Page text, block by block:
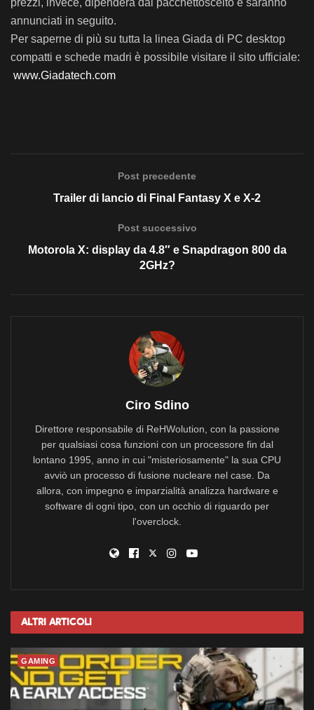
prezzi, invece, dipenderà dal pacchettoscelto e saranno
annunciati in seguito.
Per saperne di più su tutta la linea Giada di PC desktop
compatti e schede madri è possibile visitare il sito ufficiale:
www.Giadatech.com
Post precedente
Trailer di lancio di Final Fantasy X e X-2
Post successivo
Motorola X: display da 4.8″ e Snapdragon 800 da
2GHz?
Ciro Sdino
Direttore responsabile di ReHWolution, con la passione
per qualsiasi cosa funzioni con un processore fin dal
lontano 1995, anno in cui "misteriosamente" la sua CPU
avviò un processo di fusione nucleare nel case. Da
allora, con impegno e imparzialità analizza hardware e
software di ogni tipo, con un occhio di riguardo per
l'overclock.
Altri Articoli
GAMING